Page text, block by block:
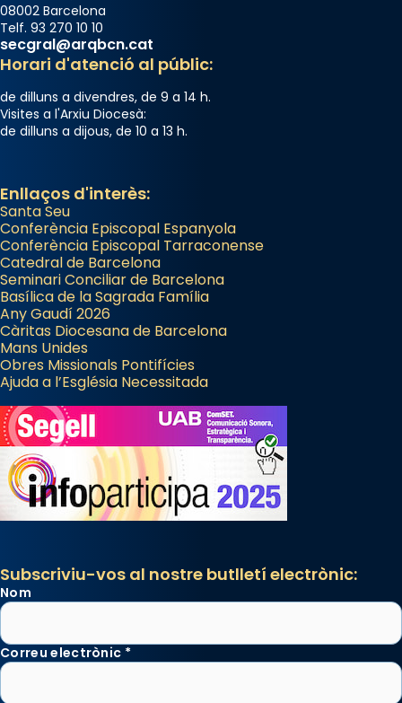
08002 Barcelona
Telf. 93 270 10 10
secgral@arqbcn.cat
Horari d'atenció al públic:
de dilluns a divendres, de 9 a 14 h.
Visites a l'Arxiu Diocesà:
de dilluns a dijous, de 10 a 13 h.
Enllaços d'interès:
Santa Seu
Conferència Episcopal Espanyola
Conferència Episcopal Tarraconense
Catedral de Barcelona
Seminari Conciliar de Barcelona
Basílica de la Sagrada Família
Any Gaudí 2026
Càritas Diocesana de Barcelona
Mans Unides
Obres Missionals Pontifícies
Ajuda a l’Església Necessitada
Subscriviu-vos al nostre butlletí electrònic:
Nom
Correu electrònic *